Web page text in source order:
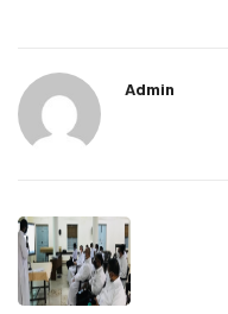
Admin